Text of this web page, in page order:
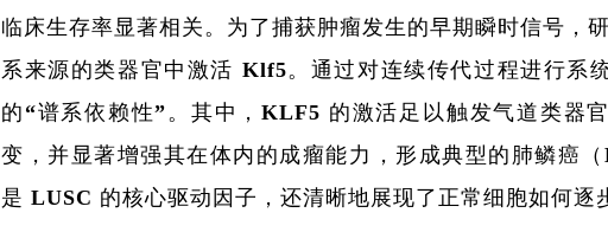
临床生存率显著相关。为了捕获肿瘤发生的早期瞬时信号，
系来源的类器官中激活 Klf5。通过对连续传代过程进行系
的“谱系依赖性”。其中，KLF5 的激活足以触发气道类器
变，并显著增强其在体内的成瘤能力，形成典型的肺鳞癌
是 LUSC 的核心驱动因子，还清晰地展现了正常细胞如何逐